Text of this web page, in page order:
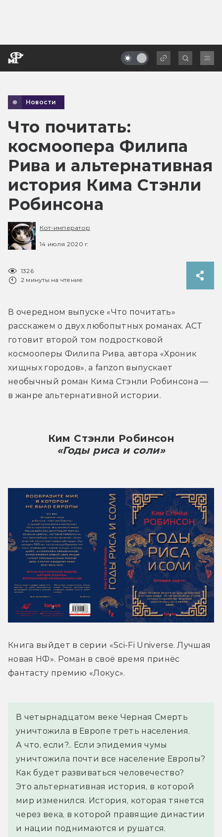
Новости
Что почитать:
космоопера Филипа
Рива и альтернативная
история Кима Стэнли
Робинсона
Кот-император
14 июля 2020 г.
1326
2 минуты на чтение
В очередном выпуске «Что почитать»
расскажем о двух любопытных романах. АСТ
готовит второй том подростковой
космооперы Филипа Рива, автора «Хроник
хищных городов», а fanzon выпускает
необычный роман Кима Стэнли Робинсона —
в жанре альтернативной истории.
Ким Стэнли Робинсон
«Годы риса и соли»
Книга выйдет в серии «Sci-Fi Universe. Лучшая
новая НФ». Роман в своё время принёс
фантасту премию «Локус».
В четырнадцатом веке Черная Смерть
уничтожила в Европе треть населения.
А что, если?.. Если эпидемия чумы
уничтожила почти все население Европы?
Как будет развиваться человечество?
Это альтернативная история, в которой
мир изменился. История, которая тянется
через века, в которой правящие династии
и нации поднимаются и рушатся.